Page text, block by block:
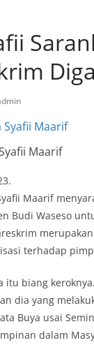
Maarif
Maarif
Budi Waseso
terhadap
itu biang
dia yang
Buya usai
dalam